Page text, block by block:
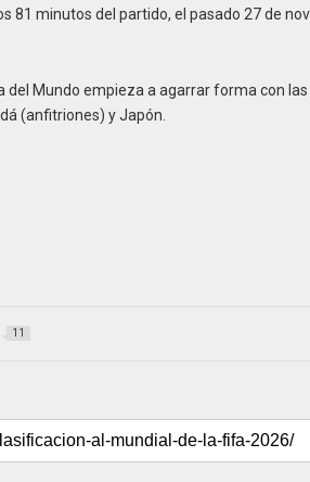
81 minutos del partido, el pasado 27 de
del Mundo empieza a agarrar forma con
(anfitriones) y Japón.
11